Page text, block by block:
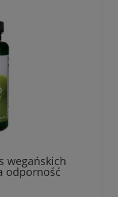
wegańskich
odporność